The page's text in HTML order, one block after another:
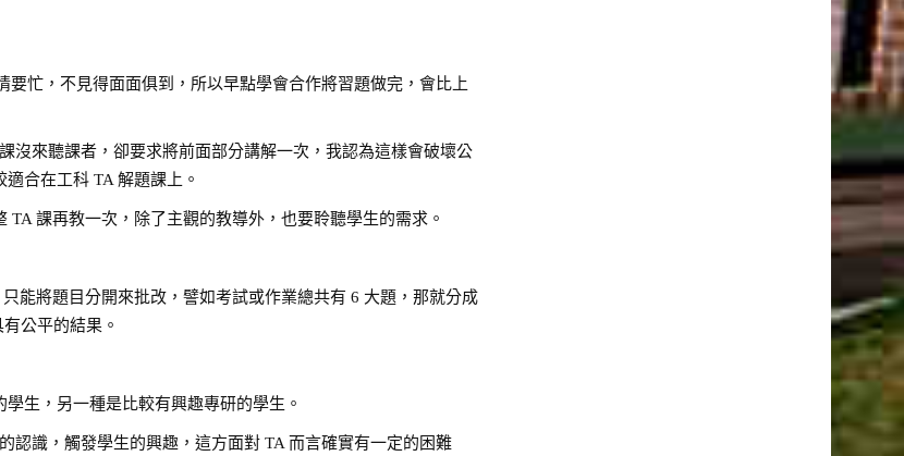
忙，不見得面面俱到，所以早點學會合作將習題做完，會比上
沒來聽課者，卻要求將前面部分講解一次，我認為這樣會破壞公
合在工科 TA 解題課上。
課再教一次，除了主觀的教導外，也要聆聽學生的需求。
能將題目分開來批改，譬如考試或作業總共有 6 大題，那就分成
公平的結果。
生，另一種是比較有興趣專研的學生。
認識，觸發學生的興趣，這方面對 TA 而言確實有一定的困難